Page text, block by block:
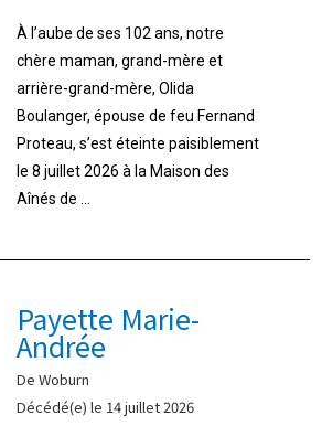
À l’aube de ses 102 ans, notre
chère maman, grand-mère et
arrière-grand-mère, Olida
Boulanger, épouse de feu Fernand
Proteau, s’est éteinte paisiblement
le 8 juillet 2026 à la Maison des
Aînés de ...
Payette Marie-
Andrée
De Woburn
Décédé(e) le 14 juillet 2026